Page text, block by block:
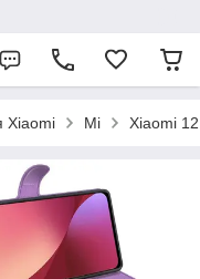
Xiaomi Mi Xiaomi